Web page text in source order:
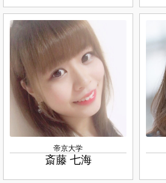
帝京大学
斎藤 七海